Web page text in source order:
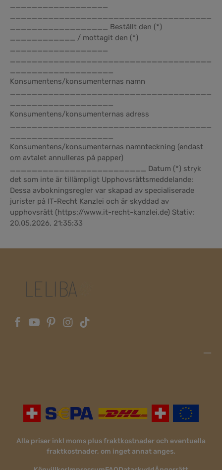
__________________
_____________________________________
__________________ Beställt den (*)
____________ / mottagit den (*)
__________________
_____________________________________
___________________
Konsumentens/konsumenternas namn
_____________________________________
___________________
Konsumentens/konsumenternas adress
_____________________________________
___________________
Konsumentens/konsumenternas namnteckning (endast
om avtalet annulleras på papper)
_________________________ Datum (*) stryk
det som inte är tillämpligt Upphovsrättsmeddelande:
Dessa avbokningsregler var skapad av specialiserade
jurister på IT-Recht Kanzlei och är skyddad av
upphovsrätt (https://www.it-recht-kanzlei.de) Stativ:
20.05.2026, 21:35:33
Alla priser inkl moms plusfraktkostnader och eventuella
fraktkostnader, om inget annat anges.